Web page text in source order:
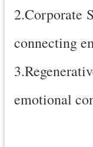
2.Corporate
connecting
emotional